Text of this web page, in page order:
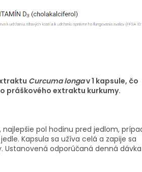
Curcuma longav 1 kapsule, čo
práškového extraktu kurkumy.
najlepšie pol hodinu pred jedlom,
Kapsula sa užíva celá a zapije sa
odporúčaná denná